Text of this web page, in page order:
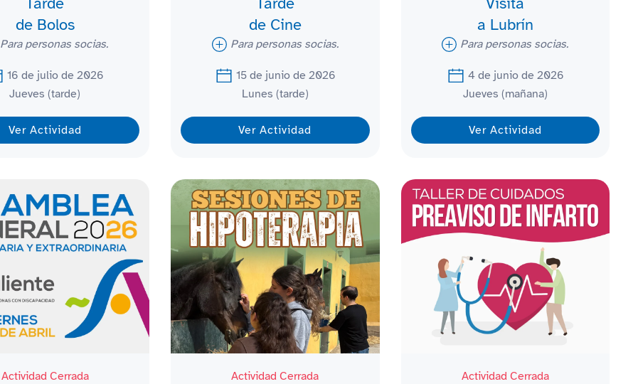
de Bolos
Para personas socias.
16 de julio de 2026
Jueves (tarde)
Ver Actividad
de Cine
Para personas socias.
15 de junio de 2026
Lunes (tarde)
Ver Actividad
a Lubrín
Para personas socias.
4 de junio de 2026
Jueves (mañana)
Ver Actividad
Actividad Cerrada Actividad Cerrada Actividad Cerrada